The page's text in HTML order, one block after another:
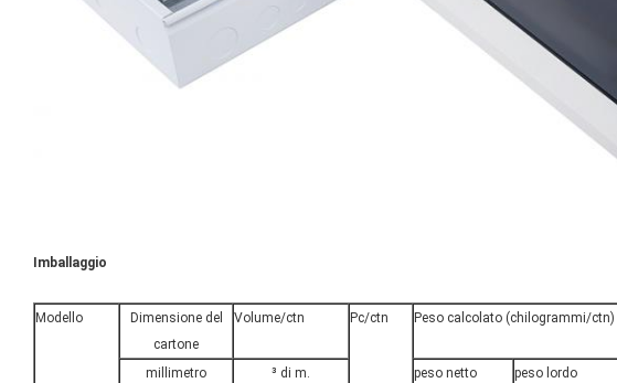
Imballaggio
Modello
Dimensione del
cartone
Volume/ctn Pc/ctn Peso calcolato (chilogrammi/ctn)
millimetro ³ di m. peso netto
peso lordo